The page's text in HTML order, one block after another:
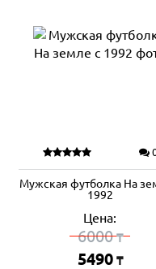
Мужская футболка На
1992
Цена:
6000₸
5490 ₸